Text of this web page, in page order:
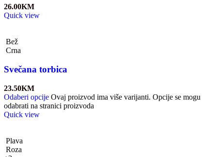
26.00KM
Quick view
Bež
Crna
Svečana torbica
23.50KM
Odaberi opcije Ovaj proizvod ima više varijanti. Opcije se mogu
odabrati na stranici proizvoda
Quick view
Plava
Roza